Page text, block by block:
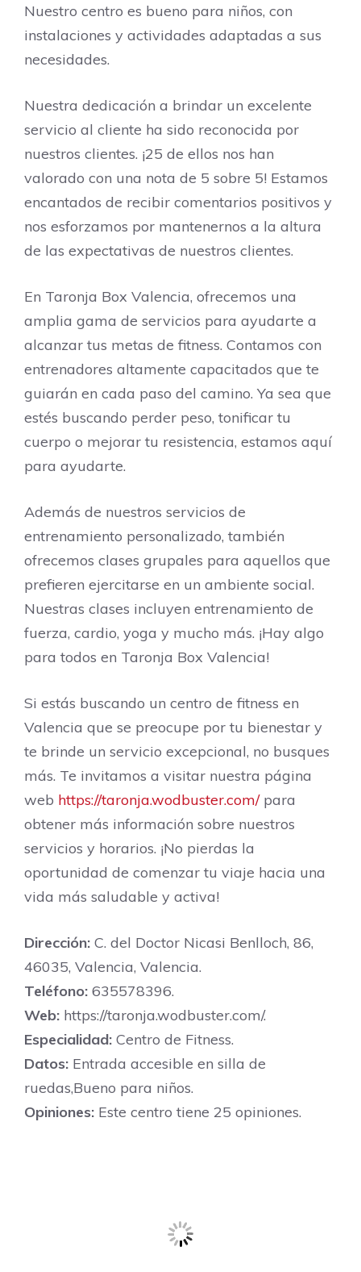
Nuestro centro es bueno para niños, con
instalaciones y actividades adaptadas a sus
necesidades.
Nuestra dedicación a brindar un excelente
servicio al cliente ha sido reconocida por
nuestros clientes. ¡25 de ellos nos han
valorado con una nota de 5 sobre 5! Estamos
encantados de recibir comentarios positivos y
nos esforzamos por mantenernos a la altura
de las expectativas de nuestros clientes.
En Taronja Box Valencia, ofrecemos una
amplia gama de servicios para ayudarte a
alcanzar tus metas de fitness. Contamos con
entrenadores altamente capacitados que te
guiarán en cada paso del camino. Ya sea que
estés buscando perder peso, tonificar tu
cuerpo o mejorar tu resistencia, estamos aquí
para ayudarte.
Además de nuestros servicios de
entrenamiento personalizado, también
ofrecemos clases grupales para aquellos que
prefieren ejercitarse en un ambiente social.
Nuestras clases incluyen entrenamiento de
fuerza, cardio, yoga y mucho más. ¡Hay algo
para todos en Taronja Box Valencia!
Si estás buscando un centro de fitness en
Valencia que se preocupe por tu bienestar y
te brinde un servicio excepcional, no busques
más. Te invitamos a visitar nuestra página
web https://taronja.wodbuster.com/para
obtener más información sobre nuestros
servicios y horarios. ¡No pierdas la
oportunidad de comenzar tu viaje hacia una
vida más saludable y activa!
Dirección: C. del Doctor Nicasi Benlloch, 86,
46035, Valencia, Valencia.
Teléfono: 635578396.
Web: https://taronja.wodbuster.com/.
Especialidad: Centro de Fitness.
Datos: Entrada accesible en silla de
ruedas,Bueno para niños.
Opiniones: Este centro tiene 25 opiniones.